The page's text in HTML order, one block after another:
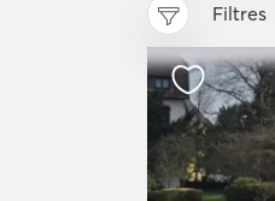
Filtres